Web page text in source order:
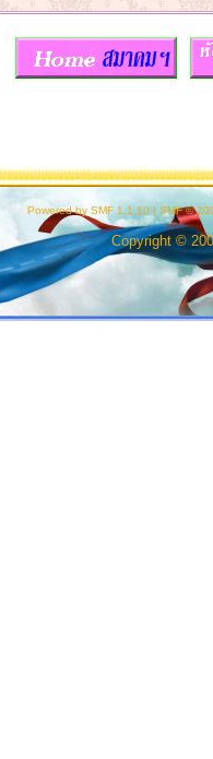
Powered by SMF 1.1.10 | SMF ©
Copyright ©